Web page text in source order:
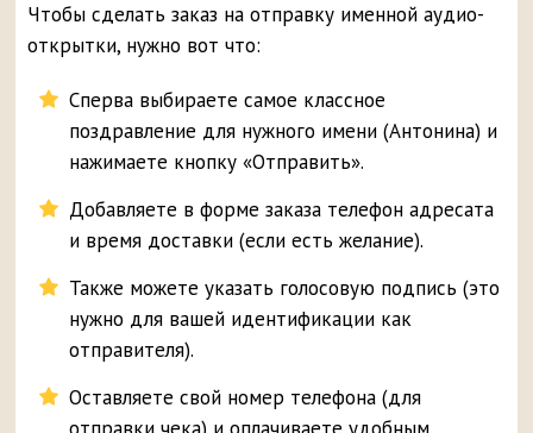
Чтобы сделать заказ на отправку именной аудио-
открытки, нужно вот что:
Сперва выбираете самое классное
поздравление для нужного имени (Антонина) и
нажимаете кнопку «Отправить».
Добавляете в форме заказа телефон адресата
и время доставки (если есть желание).
Также можете указать голосовую подпись (это
нужно для вашей идентификации как
отправителя).
Оставляете свой номер телефона (для